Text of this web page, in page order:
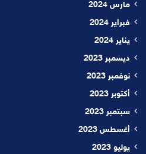
مارس 2024
فبراير 2024
يناير 2024
ديسمبر 2023
نوفمبر 2023
أكتوبر 2023
سبتمبر 2023
أغسطس 2023
يوليو 2023